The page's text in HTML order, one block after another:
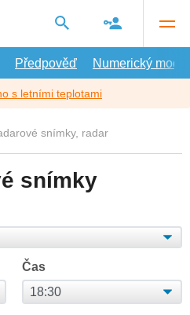
Předpověď Numerický model
s letními teplotami
snímky, radar
snímky
Čas